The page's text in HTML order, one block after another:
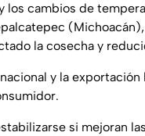
los cambios de
la cosecha y
y la exportación
si mejoran